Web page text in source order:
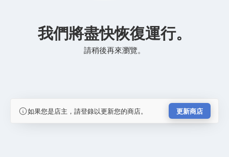
我們將盡快恢復運行。
請稍後再來瀏覽。
如果您是店主，請登錄以更新您的商店。 更新商店